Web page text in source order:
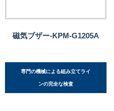
磁気ブザー-KPM-G1205A
専門の機械による組み立てライ
ンの完全な検査